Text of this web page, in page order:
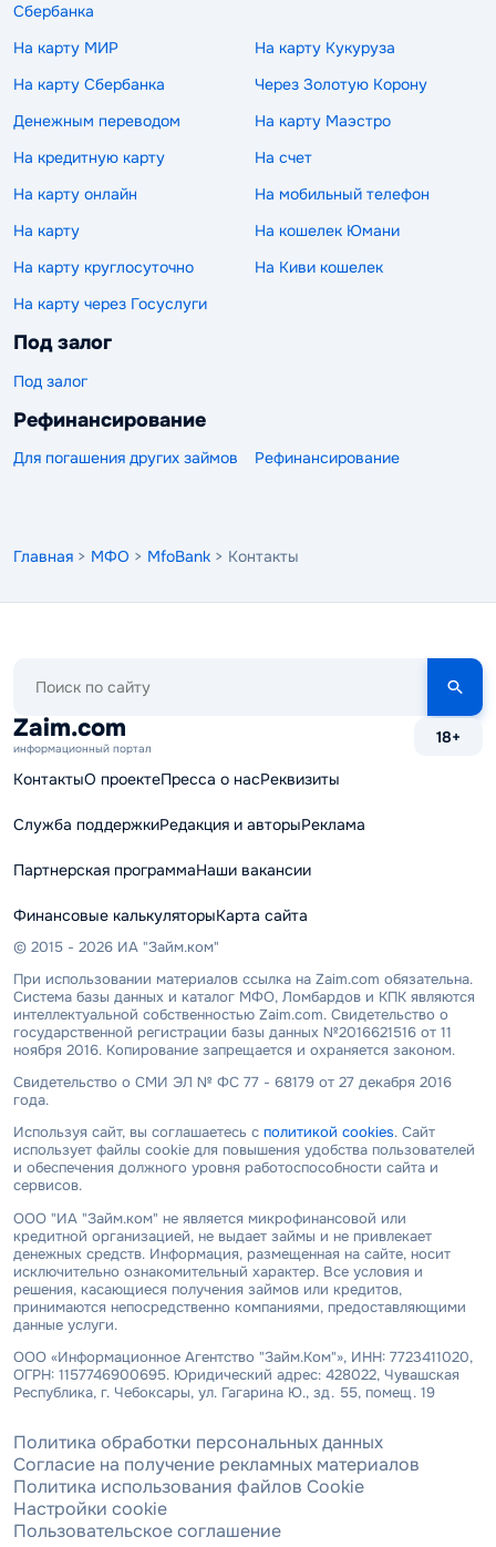
Сбербанка
На карту МИР
На карту Кукуруза
На карту Сбербанка
Через Золотую Корону
Денежным переводом
На карту Маэстро
На кредитную карту
На счет
На карту онлайн
На мобильный телефон
На карту
На кошелек Юмани
На карту круглосуточно
На Киви кошелек
На карту через Госуслуги
Под залог
Под залог
Рефинансирование
Для погашения других займов Рефинансирование
Главная > МФО > MfoBank > Контакты
сайту
Zaim.com
информационный портал
18+
КонтактыО проектеПресса о насРеквизиты
Служба поддержкиРедакция и авторыРеклама
Партнерская программаНаши вакансии
Финансовые калькуляторыКарта сайта
© 2015 - 2026 ИА "Займ.ком"
При использовании материалов ссылка на Zaim.com обязательна.
Система базы данных и каталог МФО, Ломбардов и КПК являются
интеллектуальной собственностью Zaim.com. Свидетельство о
государственной регистрации базы данных №2016621516 от 11
ноября 2016. Копирование запрещается и охраняется законом.
Свидетельство о СМИ ЭЛ № ФС 77 - 68179 от 27 декабря 2016
года.
Используя сайт, вы соглашаетесь с политикой cookies. Сайт
использует файлы cookie для повышения удобства пользователей
и обеспечения должного уровня работоспособности сайта и
сервисов.
ООО "ИА "Займ.ком" не является микрофинансовой или
кредитной организацией, не выдает займы и не привлекает
денежных средств. Информация, размещенная на сайте, носит
исключительно ознакомительный характер. Все условия и
решения, касающиеся получения займов или кредитов,
принимаются непосредственно компаниями, предоставляющими
данные услуги.
ООО «Информационное Агентство "Займ.Ком"», ИНН: 7723411020,
ОГРН: 1157746900695. Юридический адрес: 428022, Чувашская
Республика, г. Чебоксары, ул. Гагарина Ю., зд. 55, помещ. 19
Политика обработки персональных данных
Согласие на получение рекламных материалов
Политика использования файлов Cookie
Настройки cookie
Пользовательское соглашение